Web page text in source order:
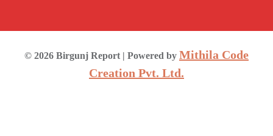
© 2026 Birgunj Report | Powered by Mithila Code
Creation Pvt. Ltd.